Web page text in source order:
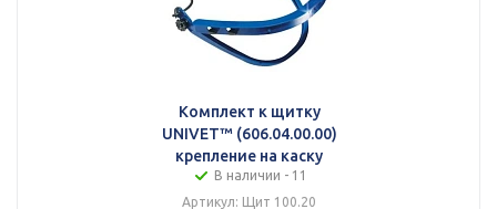
Комплект к щитку
UNIVET™ (606.04.00.00)
крепление на каску
В наличии - 11
Артикул: Щит 100.20